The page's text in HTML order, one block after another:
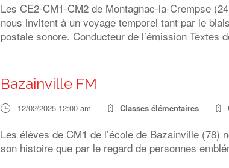
Les CE2-CM1-CM2 de Montagnac-la-Crempse
nous invitent à un voyage temporel tant par le
postale sonore. Conducteur de l’émission Textes
Bazainville FM
12/02/2025 12:00 am Classes élémentaires
Les élèves de CM1 de l’école de Bazainville (78)
son histoire que par le regard de personnes